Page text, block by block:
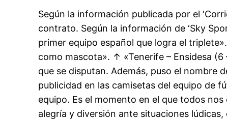
Según la información publicada por el
contrato. Según la información de ‘Sky
primer equipo español que logra el
como mascota». ↑ «Tenerife – Ensidesa
que se disputan. Además, puso el nombre
publicidad en las camisetas del equipo de
equipo. Es el momento en el que todos
alegría y diversión ante situaciones